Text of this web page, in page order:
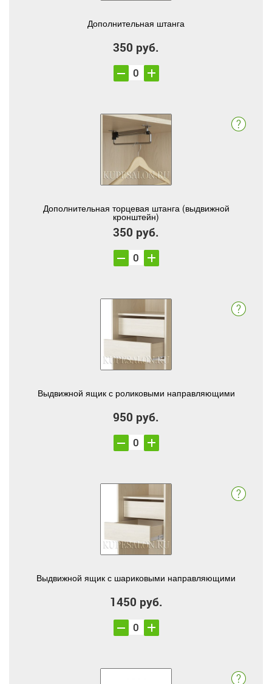
Дополнительная штанга
350 руб.
Дополнительная торцевая штанга (выдвижной
кронштейн)
350 руб.
Выдвижной ящик с роликовыми направляющими
950 руб.
Выдвижной ящик с шариковыми направляющими
1450 руб.